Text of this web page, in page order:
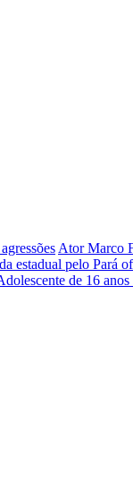
Ator Marco
estadual pelo Pará
de 16